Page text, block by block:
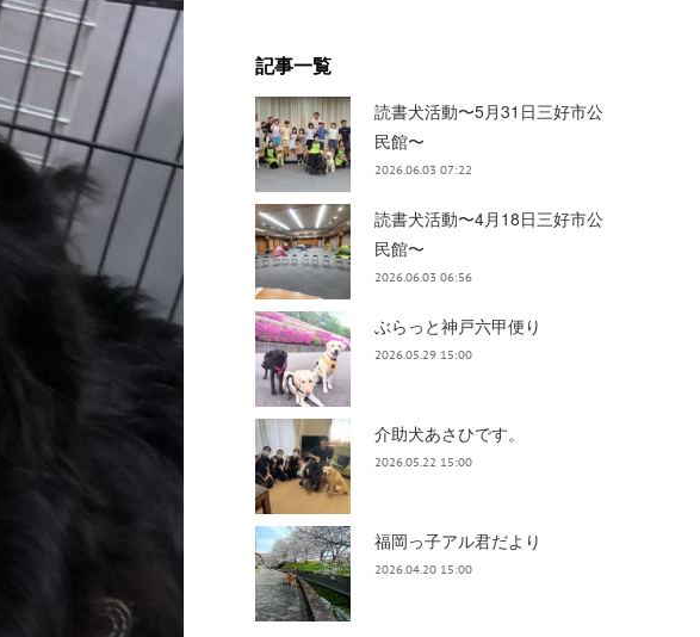
記事一覧
読書犬活動〜5月31日三好市公
民館〜
2026.06.03 07:22
読書犬活動〜4月18日三好市公
民館〜
2026.06.03 06:56
ぶらっと神戸六甲便り
2026.05.29 15:00
介助犬あさひです。
2026.05.22 15:00
福岡っ子アル君だより
2026.04.20 15:00